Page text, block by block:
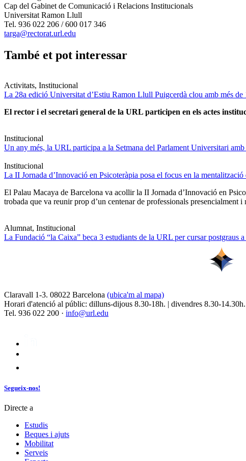
Cap del Gabinet de Comunicació i Relacions Institucionals
Universitat Ramon Llull
Tel. 936 022 206 / 600 017 346
targa@rectorat.url.edu
També et pot interessar
Activitats, Institucional
La 28a edició Universitat d’Estiu Ramon Llull Puigcerdà clou amb més de
El rector i el secretari general de la URL participen en els actes
Institucional
Un any més, la URL participa a la Setmana del Parlament Universitari
Institucional
La II Jornada d’Innovació en Psicoteràpia posa el focus en la
El Palau Macaya de Barcelona va acollir la II Jornada d’Innovació en
trobada que va reunir prop d’un centenar de professionals presencialment
Alumnat, Institucional
La Fundació “la Caixa” beca 3 estudiants de la URL per cursar postgraus a
Claravall 1-3. 08022 Barcelona (ubica'm al mapa)
Horari d'atenció al públic: dilluns-dijous 8.30-18h. | divendres 8.30-14.30h.
Tel. 936 022 200 · info@url.edu
Segueix-nos!
Directe a
Estudis
Beques i ajuts
Mobilitat
Serveis